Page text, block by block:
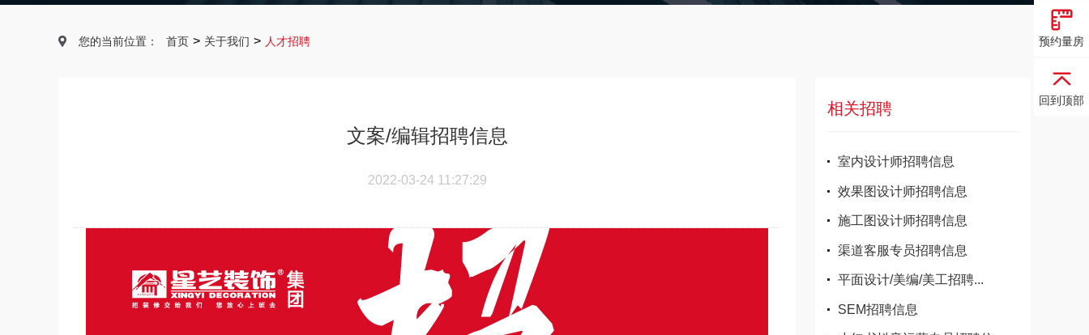
您的当前位置： 首页 > 关于我们 > 人才招聘
文案/编辑招聘信息
2022-03-24 11:27:29
相关招聘
室内设计师招聘信息
效果图设计师招聘信息
施工图设计师招聘信息
渠道客服专员招聘信息
平面设计/美编/美工招聘...
SEM招聘信息
预约量房
回到顶部